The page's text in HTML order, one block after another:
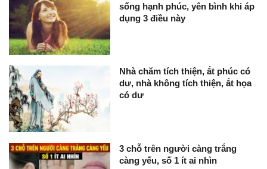
sống hạnh phúc, yên bình khi áp
dụng 3 điều này
Nhà chăm tích thiện, ắt phúc có
dư, nhà không tích thiện, ắt họa
có dư
3 chỗ trên người càng trắng
càng yếu, số 1 ít ai nhìn